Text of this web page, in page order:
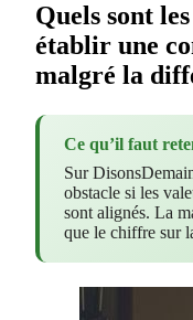
Quels sont
établir une
malgré la
Ce qu’il faut
Sur
obstacle si les
sont alignés. La
que le chiffre sur